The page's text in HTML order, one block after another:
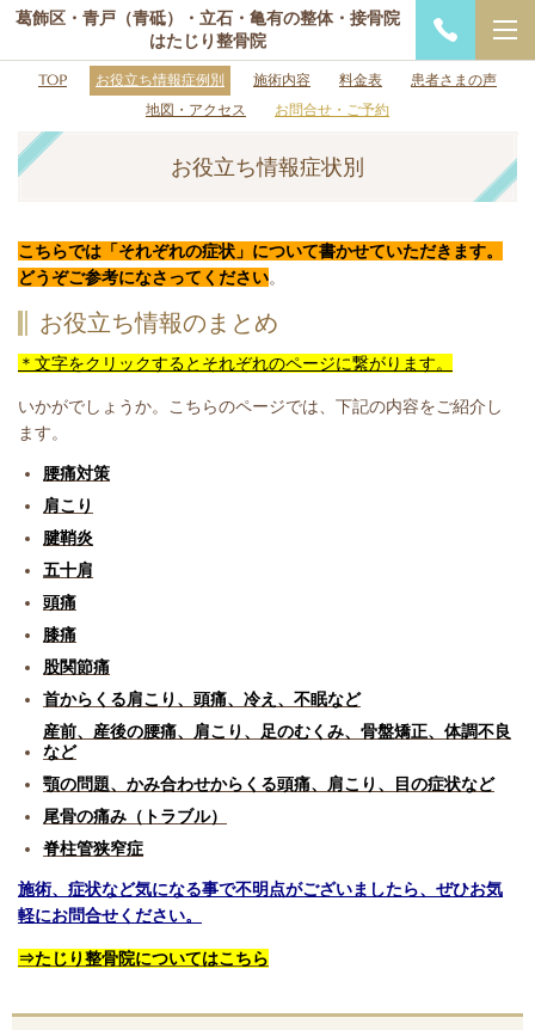
葛飾区・青戸（青砥）・立石・亀有の整体・接骨院
はたじり整骨院
TOP お役立ち情報症例別 施術内容 料金表
患者さまの声
地図・アクセス
お問合せ・ご予約
お役立ち情報症状別
こちらでは「それぞれの症状」について書かせていただきます。
どうぞご参考になさってください。
お役立ち情報のまとめ
＊文字をクリックするとそれぞれのページに繋がります。
いかがでしょうか。こちらのページでは、下記の内容をご紹介し
ます。
腰痛対策
肩こり
腱鞘炎
五十肩
頭痛
膝痛
股関節痛
首からくる肩こり、頭痛、冷え、不眠など
産前、産後の腰痛、肩こり、足のむくみ、骨盤矯正、体調不良
など
顎の問題、かみ合わせからくる頭痛、肩こり、目の症状など
尾骨の痛み（トラブル）
脊柱管狭窄症
施術、症状など気になる事で不明点がございましたら、ぜひお気
軽にお問合せください。
⇒たじり整骨院についてはこちら